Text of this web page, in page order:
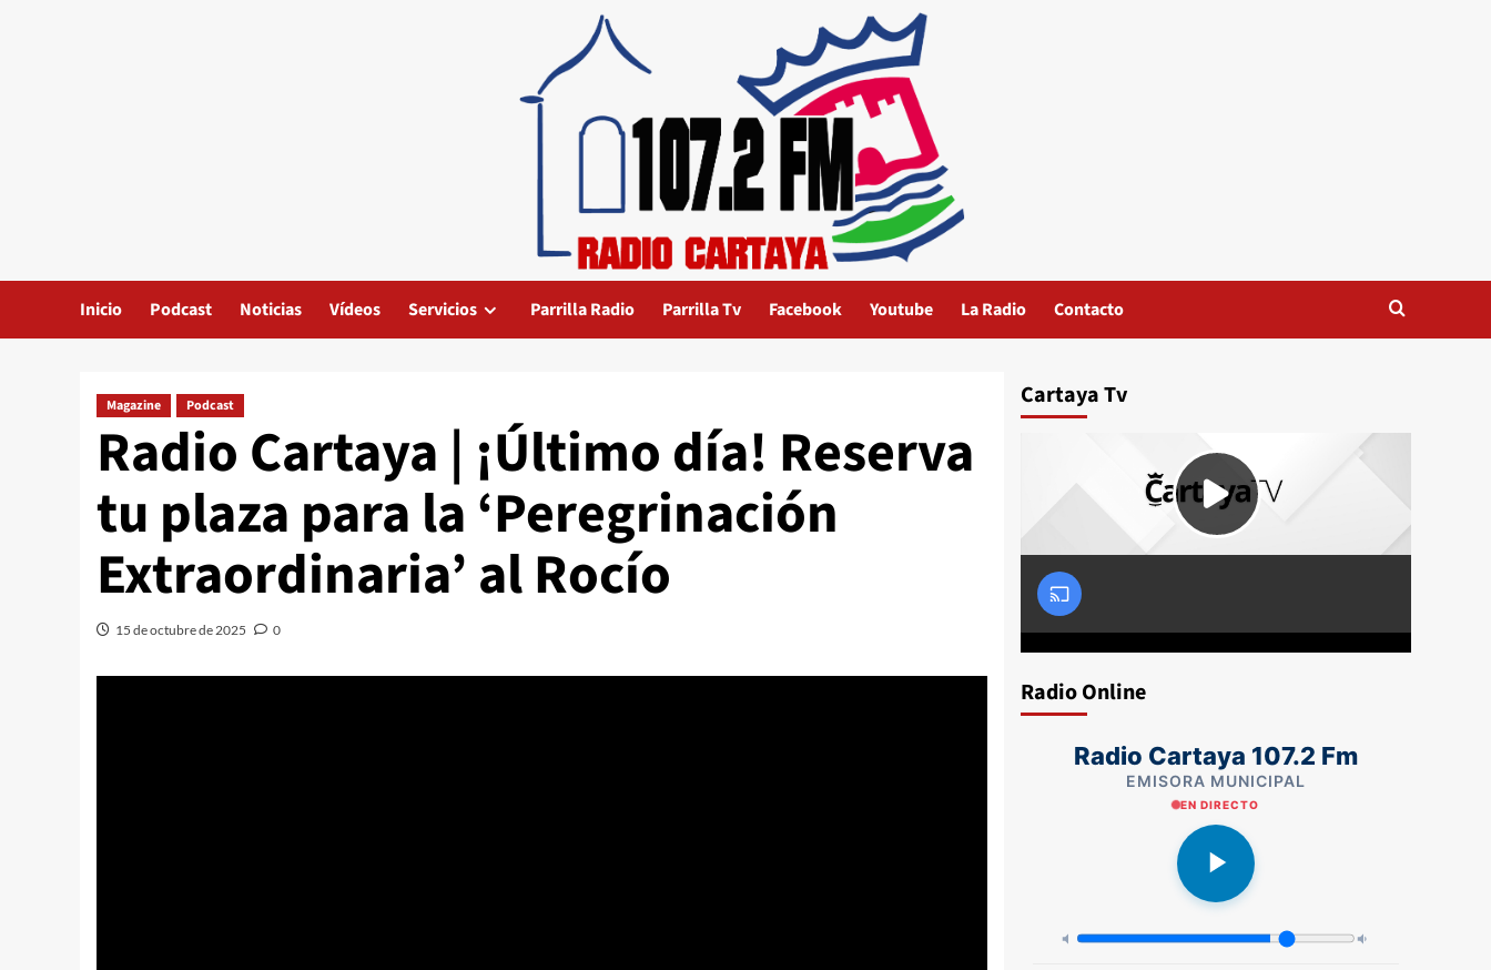
Inicio Podcast Noticias Vídeos Servicios Parrilla Radio Parrilla Tv Facebook Youtube La Radio Contacto
Magazine Podcast
Radio Cartaya | ¡Último día! Reserva
tu plaza para la ‘Peregrinación
Extraordinaria’ al Rocío
15 de octubre de 2025 0
Cartaya Tv
Radio Online
Radio Cartaya 107.2 Fm
EMISORA MUNICIPAL
EN DIRECTO